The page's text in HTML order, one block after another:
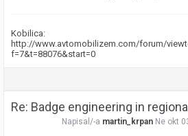
Kobilica:
http://www.avtomobilizem.com/forum/
f=7&t=88076&start=0
Re: Badge engineering in
Napisal/-a martin_krpan Ne okt